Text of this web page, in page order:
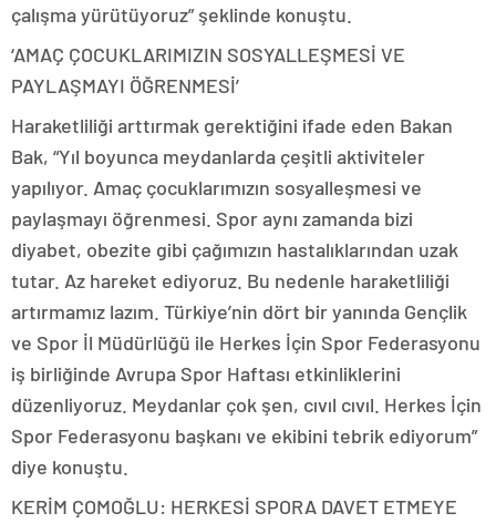
çalışma yürütüyoruz” şeklinde konuştu.
‘AMAÇ ÇOCUKLARIMIZIN SOSYALLEŞMESİ VE
PAYLAŞMAYI ÖĞRENMESİ’
Haraketliliği arttırmak gerektiğini ifade eden Bakan
Bak, “Yıl boyunca meydanlarda çeşitli aktiviteler
yapılıyor. Amaç çocuklarımızın sosyalleşmesi ve
paylaşmayı öğrenmesi. Spor aynı zamanda bizi
diyabet, obezite gibi çağımızın hastalıklarından uzak
tutar. Az hareket ediyoruz. Bu nedenle haraketliliği
artırmamız lazım. Türkiye’nin dört bir yanında Gençlik
ve Spor İl Müdürlüğü ile Herkes İçin Spor Federasyonu
iş birliğinde Avrupa Spor Haftası etkinliklerini
düzenliyoruz. Meydanlar çok şen, cıvıl cıvıl. Herkes İçin
Spor Federasyonu başkanı ve ekibini tebrik ediyorum”
diye konuştu.
KERİM ÇOMOĞLU: HERKESİ SPORA DAVET ETMEYE